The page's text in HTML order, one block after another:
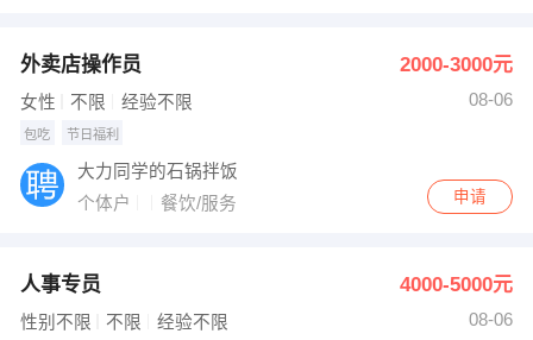
外卖店操作员 2000-3000元
女性 不限 经验不限 08-06
包吃 节日福利
大力同学的石锅拌饭
个体户
餐饮/服务 申请
人事专员 4000-5000元
性别不限 不限 经验不限
08-06